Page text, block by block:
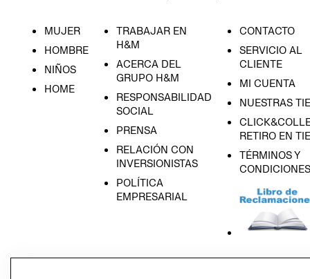
MUJER
HOMBRE
NIÑOS
HOME
TRABAJAR EN
H&M
ACERCA DEL
GRUPO H&M
RESPONSABILIDAD
SOCIAL
PRENSA
RELACIÓN CON
INVERSIONISTAS
POLÍTICA
EMPRESARIAL
CONTACTO
SERVICIO AL
CLIENTE
MI CUENTA
NUESTRAS
RETIRO EN
TÉRMINOS Y
CONDICIONES